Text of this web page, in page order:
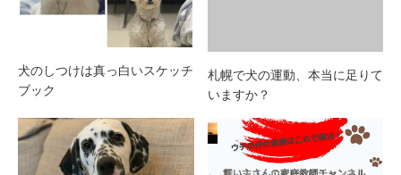
犬のしつけは真っ白いスケッチ
ブック
札幌で犬の運動、本当に足りて
いますか？